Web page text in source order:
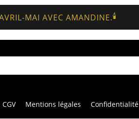
MAI AVEC AMANDINE.🕯️
CGV Mentions légales Confidentialité